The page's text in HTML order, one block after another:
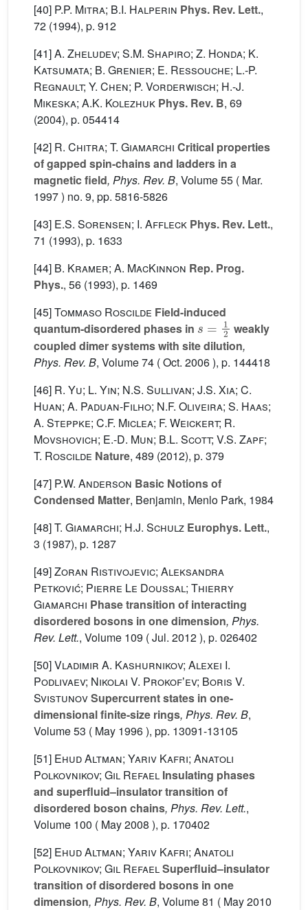
[40] P.P. Mitra; B.I. Halperin Phys. Rev. Lett.,
72 (1994), p. 912
[41]A. Zheludev; S.M. Shapiro; Z. Honda; K.
Katsumata; B. Grenier; E. Ressouche; L.-P.
Regnault; Y. Chen; P. Vorderwisch; H.-J.
Mikeska; A.K. Kolezhuk Phys. Rev. B, 69
(2004), p. 054414
[42] R. Chitra; T. Giamarchi Critical properties
of gapped spin-chains and ladders in a
magnetic field, Phys. Rev. B, Volume 55 ( Mar.
1997 ) no. 9, pp. 5816-5826
[43] E.S. Sorensen; I. Affleck Phys. Rev. Lett.,
71 (1993), p. 1633
[44] B. Kramer; A. MacKinnon Rep. Prog.
Phys., 56 (1993), p. 1469
[45]Tommaso Roscilde Field-induced
quantum-disordered phases in
s=12
weakly
coupled dimer systems with site dilution,
Phys. Rev. B, Volume 74 ( Oct. 2006 ), p. 144418
[46] R. Yu; L. Yin; N.S. Sullivan; J.S. Xia; C.
Huan; A. Paduan-Filho; N.F. Oliveira; S. Haas;
A. Steppke; C.F. Miclea; F. Weickert; R.
Movshovich; E.-D. Mun; B.L. Scott; V.S. Zapf;
T. Roscilde Nature, 489 (2012), p. 379
[47] P.W. Anderson Basic Notions of
Condensed Matter, Benjamin, Menlo Park, 1984
[48]T. Giamarchi; H.J. Schulz Europhys. Lett.,
3 (1987), p. 1287
[49]Zoran Ristivojevic; Aleksandra
Petković; Pierre Le Doussal; Thierry
Giamarchi Phase transition of interacting
disordered bosons in one dimension, Phys.
Rev. Lett., Volume 109 ( Jul. 2012 ), p. 026402
[50]Vladimir A. Kashurnikov; Alexei I.
Podlivaev; Nikolai V. Prokofʼev; Boris V.
SvistunovSupercurrent states in one-
dimensional finite-size rings, Phys. Rev. B,
Volume 53 ( May 1996 ), pp. 13091-13105
[51] Ehud Altman; Yariv Kafri; Anatoli
Polkovnikov; Gil Refael Insulating phases
and superfluid–insulator transition of
disordered boson chains, Phys. Rev. Lett.,
Volume 100 ( May 2008 ), p. 170402
[52] Ehud Altman; Yariv Kafri; Anatoli
Polkovnikov; Gil RefaelSuperfluid–insulator
transition of disordered bosons in one
dimension, Phys. Rev. B, Volume 81 ( May 2010